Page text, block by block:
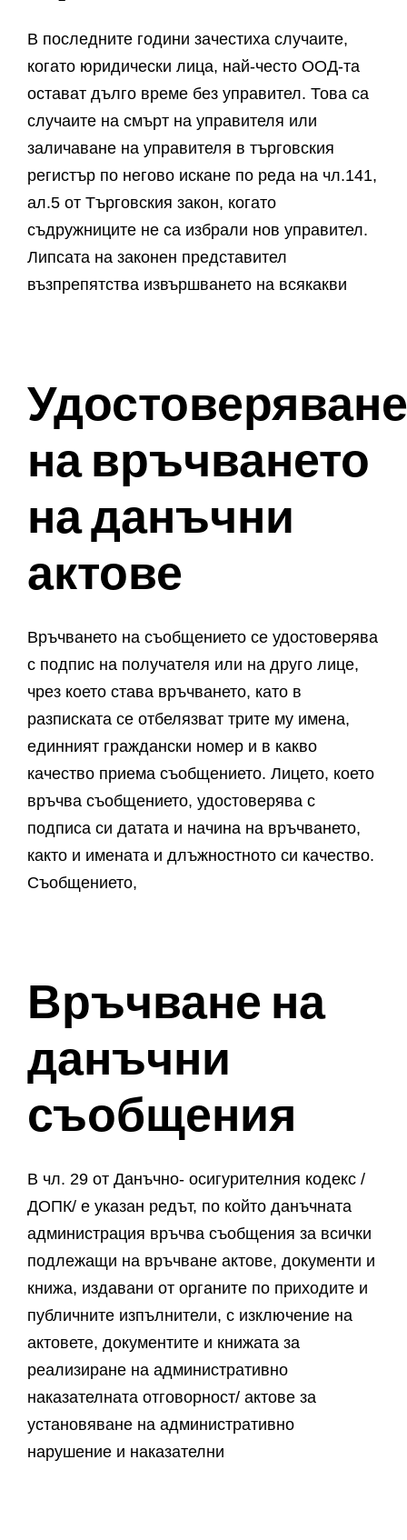
В последните години зачестиха случаите,
когато юридически лица, най-често ООД-та
остават дълго време без управител. Това са
случаите на смърт на управителя или
заличаване на управителя в търговския
регистър по негово искане по реда на чл.141,
ал.5 от Търговския закон, когато
съдружниците не са избрали нов управител.
Липсата на законен представител
възпрепятства извършването на всякакви
Удостоверяване
на връчването
на данъчни
актове
Връчването на съобщението се удостоверява
с подпис на получателя или на друго лице,
чрез което става връчването, като в
разписката се отбелязват трите му имена,
единният граждански номер и в какво
качество приема съобщението. Лицето, което
връчва съобщението, удостоверява с
подписа си датата и начина на връчването,
както и имената и длъжностното си качество.
Съобщението,
Връчване на
данъчни
съобщения
В чл. 29 от Данъчно- осигурителния кодекс /
ДОПК/ е указан редът, по който данъчната
администрация връчва съобщения за всички
подлежащи на връчване актове, документи и
книжа, издавани от органите по приходите и
публичните изпълнители, с изключение на
актовете, документите и книжата за
реализиране на административно
наказателната отговорност/ актове за
установяване на административно
нарушение и наказателни